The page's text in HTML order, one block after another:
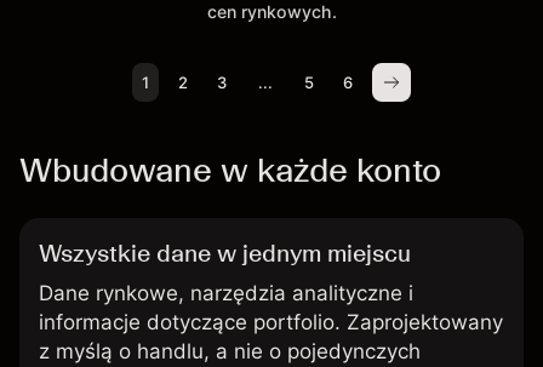
cen rynkowych.
1 2 3 ... 5 6
Wbudowane w każde konto
Wszystkie dane w jednym miejscu
Dane rynkowe, narzędzia analityczne i
informacje dotyczące portfolio. Zaprojektowany
z myślą o handlu, a nie o pojedynczych